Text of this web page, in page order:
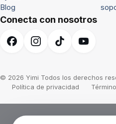
Blog
Conecta con nosotros
© 2026 Yimi Todos los derechos
Política de privacidad